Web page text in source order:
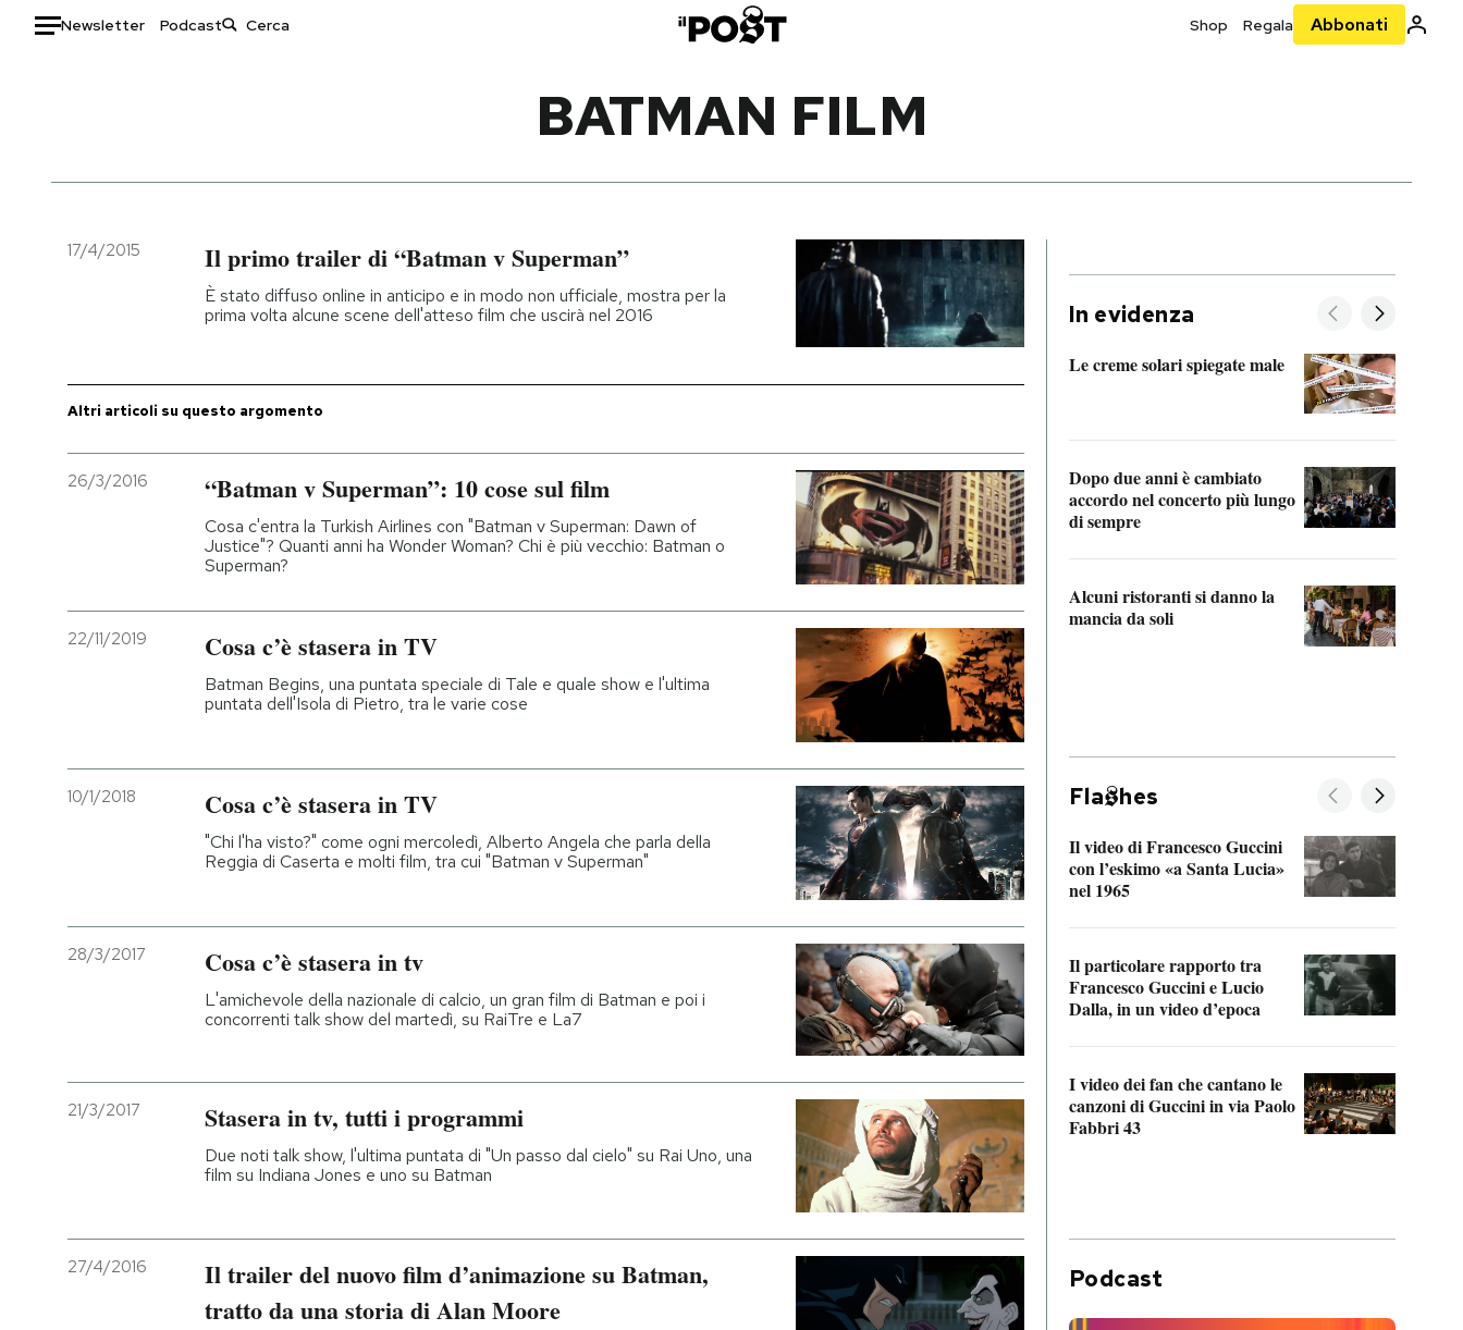
Newsletter Podcast Shop Regala Abbonati
Italia
Politica
Economia
Moda
Ok Boomer!
Altrecose
BATMAN FILM
17/4/2015 Il primo trailer di “Batman v Superman”
È stato diffuso online in anticipo e in modo non ufficiale, mostra per la
prima volta alcune scene dell'atteso film che uscirà nel 2016
Altri articoli su questo argomento
26/3/2016 “Batman v Superman”: 10 cose sul film
Cosa c'entra la Turkish Airlines con "Batman v Superman: Dawn of
Justice"? Quanti anni ha Wonder Woman? Chi è più vecchio: Batman o
Superman?
22/11/2019 Cosa c’è stasera in TV
Batman Begins, una puntata speciale di Tale e quale show e l'ultima
puntata dell'Isola di Pietro, tra le varie cose
10/1/2018 Cosa c’è stasera in TV
"Chi l'ha visto?" come ogni mercoledì, Alberto Angela che parla della
Reggia di Caserta e molti film, tra cui "Batman v Superman"
28/3/2017 Cosa c’è stasera in tv
L'amichevole della nazionale di calcio, un gran film di Batman e poi i
concorrenti talk show del martedì, su RaiTre e La7
21/3/2017 Stasera in tv, tutti i programmi
Due noti talk show, l'ultima puntata di "Un passo dal cielo" su Rai Uno, una
film su Indiana Jones e uno su Batman
27/4/2016
Il trailer del nuovo film d’animazione su Batman,
tratto da una storia di Alan Moore
In evidenza
Le creme solari spiegate male
Dopo due anni è cambiato
accordo nel concerto più lungo
di sempre
Alcuni ristoranti si danno la
mancia da soli
Fla hes
Il video di Francesco Guccini
con l’eskimo «a Santa Lucia»
nel 1965
Il particolare rapporto tra
Francesco Guccini e Lucio
Dalla, in un video d’epoca
I video dei fan che cantano le
canzoni di Guccini in via Paolo
Fabbri 43
Podcast